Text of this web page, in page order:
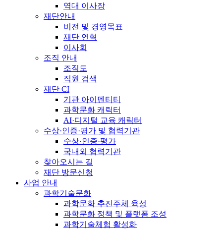
역대 이사장
재단안내
비전 및 경영목표
재단 연혁
이사회
조직 안내
조직도
직원 검색
재단 CI
기관 아이덴티티
과학문화 캐릭터
AI·디지털 교육 캐릭터
수상·인증·평가 및 협력기관
수상·인증·평가
국내외 협력기관
찾아오시는 길
재단 방문신청
사업 안내
과학기술문화
과학문화 추진주체 육성
과학문화 정책 및 플랫폼 조성
과학기술체험 활성화